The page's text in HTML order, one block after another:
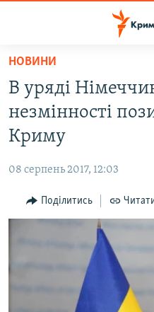
Перейти
основного
матеріалу
Перейти
до
основної
навігації
Перейти
до
ВОДА.КРИМ
ВІДЕО ТА ФОТО
БЛОГИ
ПОГЛЯД
СПЕЦПРОЕКТИ
ДЕПОРТАЦІЯ
ЯК ОБІЙТИ БЛОКУВАННЯ
НОВИНИ
В уряді
незмінності
Криму
08 серпень 2017, 12:03
Поділитись